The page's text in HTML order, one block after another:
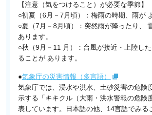
【注意（気をつけること）が必要な季節】
○初夏（6月－7月頃）：梅雨の時期、雨が
○夏（7月－8月頃）：突然雨が降ったり、
あります。
○秋（9月－11 月）：台風が接近・上陸し
ることが あります。
●気象庁の災害情報（多言語）
気象庁では、浸水や洪水、土砂災害の危険
示する「キキクル（大雨・洪水警報の危険
表しています。日本語の他、14言語でみる